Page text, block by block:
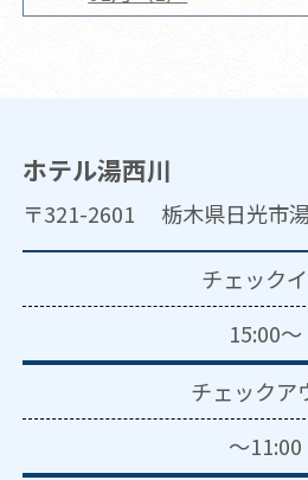
ホテル湯西川
〒321-2601 栃木県日光市
チェック
15:00～
チェックア
～11:00